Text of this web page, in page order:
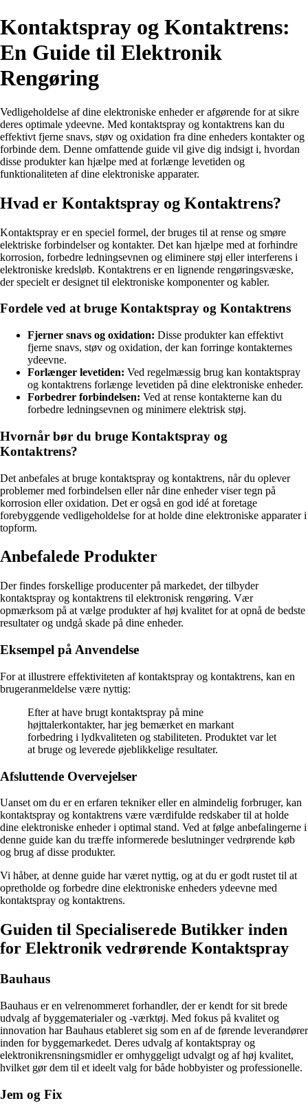
Kontaktspray og Kontaktrens:
En Guide til Elektronik
Rengøring
Vedligeholdelse af dine elektroniske enheder er afgørende for at sikre
deres optimale ydeevne. Med kontaktspray og kontaktrens kan du
effektivt fjerne snavs, støv og oxidation fra dine enheders kontakter og
forbinde dem. Denne omfattende guide vil give dig indsigt i, hvordan
disse produkter kan hjælpe med at forlænge levetiden og
funktionaliteten af dine elektroniske apparater.
Hvad er Kontaktspray og Kontaktrens?
Kontaktspray er en speciel formel, der bruges til at rense og smøre
elektriske forbindelser og kontakter. Det kan hjælpe med at forhindre
korrosion, forbedre ledningsevnen og eliminere støj eller interferens i
elektroniske kredsløb. Kontaktrens er en lignende rengøringsvæske,
der specielt er designet til elektroniske komponenter og kabler.
Fordele ved at bruge Kontaktspray og Kontaktrens
Fjerner snavs og oxidation: Disse produkter kan effektivt
fjerne snavs, støv og oxidation, der kan forringe kontakternes
ydeevne.
Forlænger levetiden: Ved regelmæssig brug kan kontaktspray
og kontaktrens forlænge levetiden på dine elektroniske enheder.
Forbedrer forbindelsen: Ved at rense kontakterne kan du
forbedre ledningsevnen og minimere elektrisk støj.
Hvornår bør du bruge Kontaktspray og
Kontaktrens?
Det anbefales at bruge kontaktspray og kontaktrens, når du oplever
problemer med forbindelsen eller når dine enheder viser tegn på
korrosion eller oxidation. Det er også en god idé at foretage
forebyggende vedligeholdelse for at holde dine elektroniske apparater i
topform.
Anbefalede Produkter
Der findes forskellige producenter på markedet, der tilbyder
kontaktspray og kontaktrens til elektronisk rengøring. Vær
opmærksom på at vælge produkter af høj kvalitet for at opnå de bedste
resultater og undgå skade på dine enheder.
Eksempel på Anvendelse
For at illustrere effektiviteten af kontaktspray og kontaktrens, kan en
brugeranmeldelse være nyttig:
Efter at have brugt kontaktspray på mine
højttalerkontakter, har jeg bemærket en markant
forbedring i lydkvaliteten og stabiliteten. Produktet var let
at bruge og leverede øjeblikkelige resultater.
Afsluttende Overvejelser
Uanset om du er en erfaren tekniker eller en almindelig forbruger, kan
kontaktspray og kontaktrens være værdifulde redskaber til at holde
dine elektroniske enheder i optimal stand. Ved at følge anbefalingerne i
denne guide kan du træffe informerede beslutninger vedrørende køb
og brug af disse produkter.
Vi håber, at denne guide har været nyttig, og at du er godt rustet til at
opretholde og forbedre dine elektroniske enheders ydeevne med
kontaktspray og kontaktrens.
Guiden til Specialiserede Butikker inden
for Elektronik vedrørende Kontaktspray
Bauhaus
Bauhaus er en velrenommeret forhandler, der er kendt for sit brede
udvalg af byggematerialer og -værktøj. Med fokus på kvalitet og
innovation har Bauhaus etableret sig som en af de førende leverandører
inden for byggemarkedet. Deres udvalg af kontaktspray og
elektronikrensningsmidler er omhyggeligt udvalgt og af høj kvalitet,
hvilket gør dem til et ideelt valg for både hobbyister og professionelle.
Jem og Fix